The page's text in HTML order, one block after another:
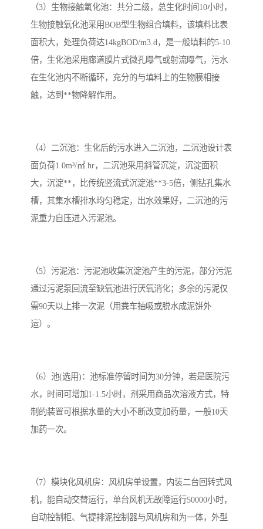
（3）生物接触氧化池：共分二级，总生化时间10小时，
生物接触氧化池采用BOB型生物组合填料，该填料比表
面积大，处理负荷达14kgBOD/m3.d，是一般填料的5-10
倍，生化池采用廊道膜片式微孔曝气或射流曝气，污水
在生化池内不断循环，充分的与填料上的生物膜相接
触，达到**物降解作用。
（4）二沉池：生化后的污水进入二沉池，二沉池设计表
面负荷1.0m³/㎡.hr，二沉池采用斜管沉淀，沉淀面积
大，沉淀**，比传统竖流式沉淀池**3-5倍，侧钻孔集水
槽，其集水槽排水均匀稳定，出水效果好，二沉池的污
泥重力自压进入污泥池。
（5）污泥池：污泥池收集沉淀池产生的污泥，部分污泥
通过污泥泵回流至缺氧池进行厌氧消化；多余的污泥仅
需90天以上排一次泥（用粪车抽吸或脱水成泥饼外
运）。
（6）池(选用)：池标准停留时间为30分钟，若是医院污
水，时间可增加1-1.5小时，剂采用商品次溶液方式，特
制的装置可根据水量的大小不断改变加药量，一般10天
加药一次。
（7）模块化风机房：风机房单设置，内装二台回转式风
机，能自动交替运行，单台风机无故障运行50000小时，
自动控制柜、气提排泥控制器与风机房和为一体，外型